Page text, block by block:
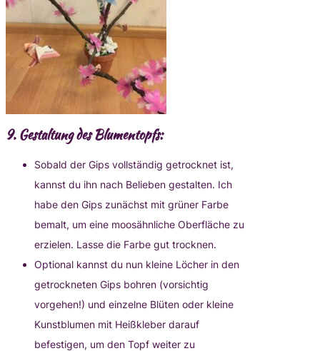
9.Gestaltung des Blumentopfs:
Sobald der Gips vollständig getrocknet ist,
kannst du ihn nach Belieben gestalten. Ich
habe den Gips zunächst mit grüner Farbe
bemalt, um eine moosähnliche Oberfläche zu
erzielen. Lasse die Farbe gut trocknen.
Optional kannst du nun kleine Löcher in den
getrockneten Gips bohren (vorsichtig
vorgehen!) und einzelne Blüten oder kleine
Kunstblumen mit Heißkleber darauf
befestigen, um den Topf weiter zu